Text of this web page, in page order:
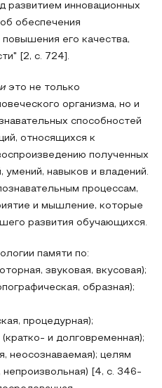
развитием инновационных
обеспечения
его качества,
[2, с. 724].
это не только
организма, но и
способностей
относящихся к
полученных
умений, навыков и владений.
процессам,
и мышление, которые
развития обучающихся.
памяти по:
звуковая, вкусовая);
образная);
процедурная);
и долговременная);
неосознаваемая); целям
непроизвольная) [4, с. 346-